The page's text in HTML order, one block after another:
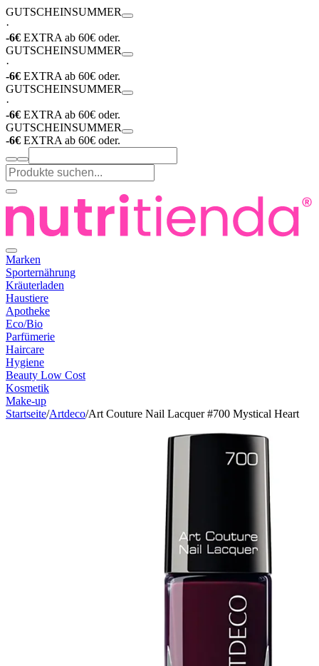
GUTSCHEINSUMMER
·
-6€ EXTRA ab 60€ oder.
GUTSCHEINSUMMER
·
-6€ EXTRA ab 60€ oder.
GUTSCHEINSUMMER
·
-6€ EXTRA ab 60€ oder.
GUTSCHEINSUMMER
-6€ EXTRA ab 60€ oder.
Marken
Sporternährung
Kräuterladen
Haustiere
Apotheke
Eco/Bio
Parfümerie
Haircare
Hygiene
Beauty Low Cost
Kosmetik
Make-up
Startseite/Artdeco/Art Couture Nail Lacquer #700 Mystical Heart